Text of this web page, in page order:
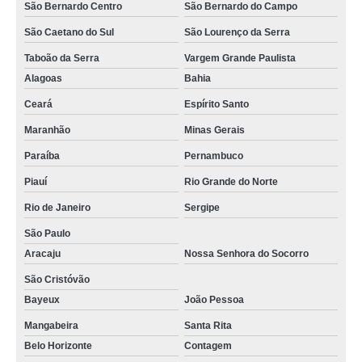
procuro por tábua de madeira plástica construção Minas Gerais
onde vende tábua para construção civil de madeira plástica Alphaville
tábua para construção civil em madeira plástica Recife
tábua construção em madeira plástica orçar Recife
tábua de madeira plástica construção Rio Grande da Serra
onde vende tábua de madeira plástica para construção Eusébio
onde vende tábua em madeira plástica de construção João Pessoa
onde vende tábua construção de madeira plástica Pirapora do Bom Jesus
onde vende tábua de madeira plástica construção Arujá
procuro por tábua construção de madeira plástica Macaíba
procuro por tábua de madeira plástica para obra ABCD
procuro por tábua madeira plástica de construção Fortaleza
procuro por tábua construção em madeira plástica Mairiporã
São Bernardo Centro São Bernardo do Campo
São Caetano do Sul São Lourenço da Serra
Taboão da Serra
Vargem Grande Paulista
Alagoas
Bahia
Ceará Espírito Santo
Maranhão Minas Gerais
Paraíba Pernambuco
Piauí Rio Grande do Norte
Rio de Janeiro Sergipe
São Paulo
Aracaju
Nossa Senhora do Socorro
São Cristóvão
Bayeux
João Pessoa
Mangabeira
Santa Rita
Belo Horizonte
Contagem